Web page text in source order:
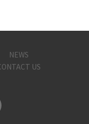
NEWS
US